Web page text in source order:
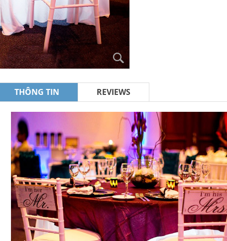
Mâm Xoay
20.000
THÔNG TIN REVIEWS